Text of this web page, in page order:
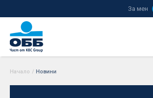
За мен
Начало / Новини